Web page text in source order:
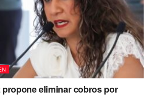
propone eliminar cobros por